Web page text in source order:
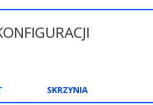
SKRZYNIA